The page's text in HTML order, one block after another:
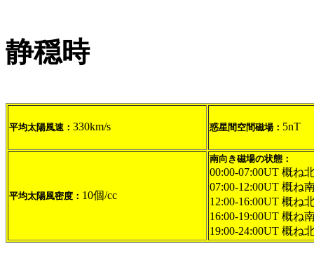
静穏時
平均太陽風速： 330km/s 惑星間空間磁場： 5nT
平均太陽風密度： 10個/cc
南向き磁場の状態：
00:00-07:00UT 概ね
07:00-12:00UT 概ね
12:00-16:00UT 概ね
16:00-19:00UT 概ね
19:00-24:00UT 概ね